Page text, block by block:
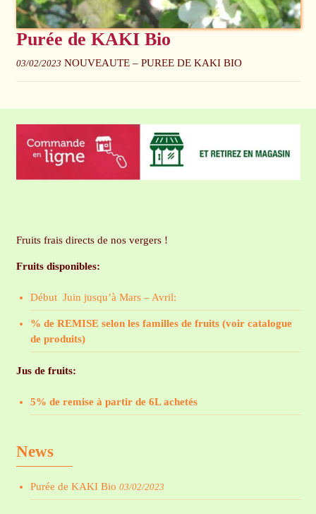
Purée de KAKI Bio
03/02/2023 NOUVEAUTE – PUREE DE KAKI BIO
Fruits frais directs de nos vergers !
Fruits disponibles:
Début Juin jusqu’à Mars – Avril:
% de REMISE selon les familles de fruits (voir catalogue
de produits)
Jus de fruits:
5% de remise à partir de 6L achetés
News
Purée de KAKI Bio 03/02/2023